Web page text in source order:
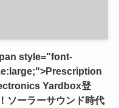
style="font-
Yardbox登
ソーラーサウンド時代